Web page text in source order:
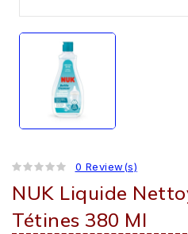
0 Review(s)
NUK Liquide
Tétines 380 Ml